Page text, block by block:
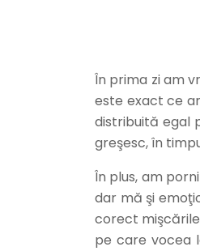
În prima zi am
este exact ce
distribuită egal
greşesc, în
În plus, am
dar mă şi
corect
pe care vocea